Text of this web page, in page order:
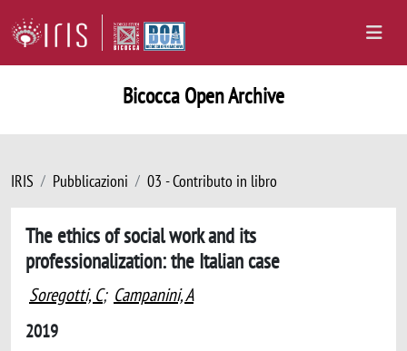
Bicocca Open Archive
IRIS Pubblicazioni 03 - Contributo in libro
The ethics of social work and its
professionalization: the Italian case
Soregotti, C; Campanini, A
2019